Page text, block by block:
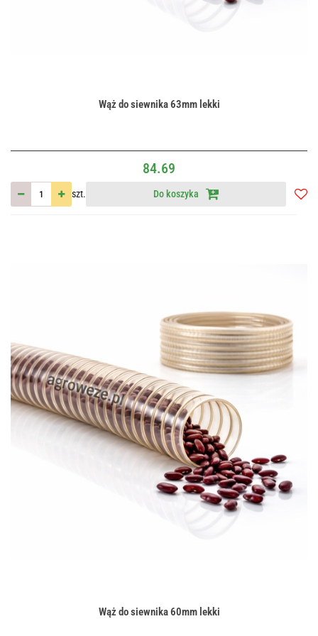
Wąż do siewnika 63mm lekki
84.69
szt. Do koszyka
Wąż do siewnika 60mm lekki